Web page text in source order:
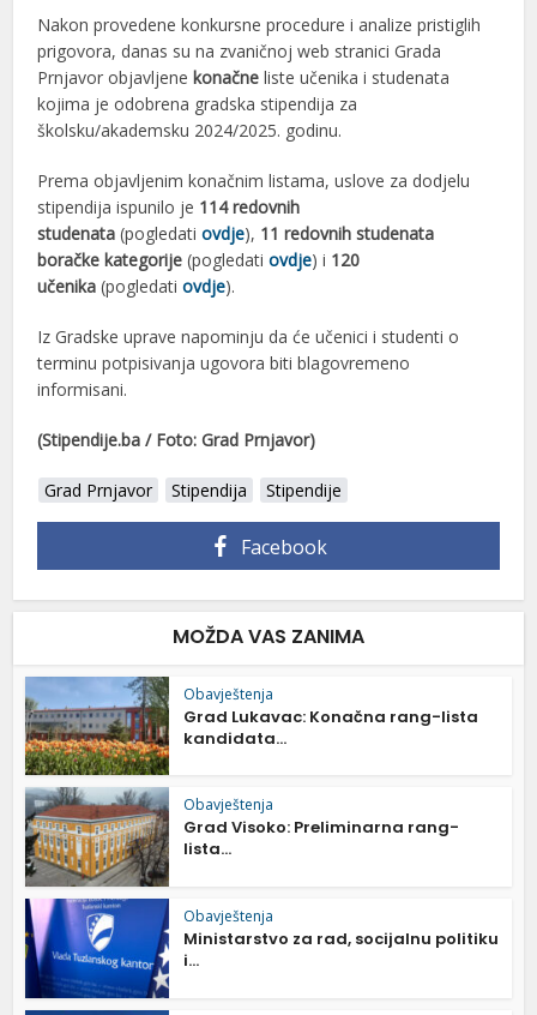
Nakon provedene konkursne procedure i analize pristiglih
prigovora, danas su na zvaničnoj web stranici Grada
Prnjavor objavljenekonačne liste učenika i studenata
kojima je odobrena gradska stipendija za
školsku/akademsku 2024/2025. godinu.
Prema objavljenim konačnim listama, uslove za dodjelu
stipendija ispunilo je 114 redovnih
studenata (pogledatiovdje), 11 redovnih studenata
boračke kategorije (pogledatiovdje) i 120
učenika (pogledatiovdje).
Iz Gradske uprave napominju da će učenici i studenti o
terminu potpisivanja ugovora biti blagovremeno
informisani.
(Stipendije.ba / Foto: Grad Prnjavor)
Grad Prnjavor Stipendija Stipendije
Facebook
MOŽDA VAS ZANIMA
Obavještenja
Grad Lukavac: Konačna rang-lista
kandidata...
Obavještenja
Grad Visoko: Preliminarna rang-
lista...
Obavještenja
Ministarstvo za rad, socijalnu politiku
i...